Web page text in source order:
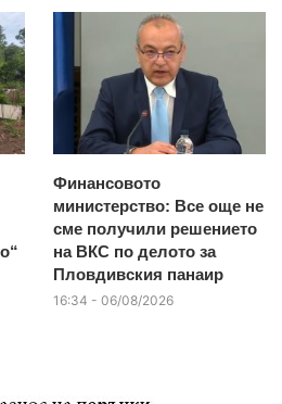
Финансовото
министерство: Все още не
сме получили решението
на ВКС по делото за
Пловдивския панаир
16:34 - 06/08/2026